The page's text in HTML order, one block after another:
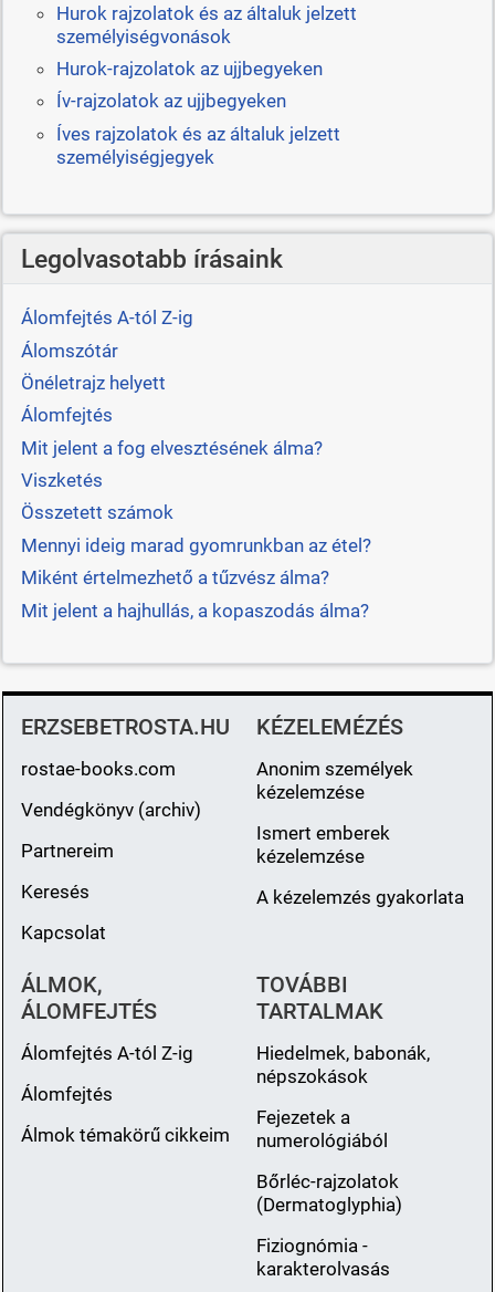
Hurok rajzolatok és az általuk jelzett
személyiségvonások
Hurok-rajzolatok az ujjbegyeken
Ív-rajzolatok az ujjbegyeken
Íves rajzolatok és az általuk jelzett
személyiségjegyek
Legolvasotabb írásaink
Álomfejtés A-tól Z-ig
Álomszótár
Önéletrajz helyett
Álomfejtés
Mit jelent a fog elvesztésének álma?
Viszketés
Összetett számok
Mennyi ideig marad gyomrunkban az étel?
Miként értelmezhető a tűzvész álma?
Mit jelent a hajhullás, a kopaszodás álma?
ERZSEBETROSTA.HU
rostae-books.com
Vendégkönyv (archiv)
Partnereim
Keresés
Kapcsolat
KÉZELEMÉZÉS
Anonim személyek
kézelemzése
Ismert emberek
kézelemzése
A kézelemzés gyakorlata
ÁLMOK,
ÁLOMFEJTÉS
Álomfejtés A-tól Z-ig
Álomfejtés
Álmok témakörű cikkeim
TOVÁBBI
TARTALMAK
Hiedelmek, babonák,
népszokások
Fejezetek a
numerológiából
Bőrléc-rajzolatok
(Dermatoglyphia)
Fiziognómia -
karakterolvasás